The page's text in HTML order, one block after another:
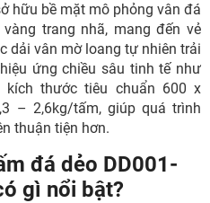
hữu bề mặt mô phỏng vân đá
trang nhã, mang đến vẻ
dải vân mờ loang tự nhiên trải
ứng chiều sâu tinh tế như
thước tiêu chuẩn 600 x
– 2,6kg/tấm, giúp quá trình
thuận tiện hơn.
đá dẻo DD001-
gì nổi bật?